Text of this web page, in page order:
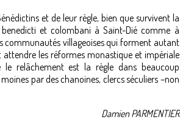
et de leur règle, bien que survivent la
et colombani à Saint-Dié comme à
communautés villageoises qui forment autant
attendre les réformes monastique et impériale
relâchement est la règle dans beaucoup
par des chanoines, clercs séculiers –non
Damien PARMENTIER